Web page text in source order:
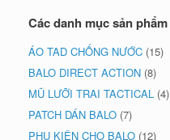
Các danh mục sản phẩm
ÁO TAD CHỐNG NƯỚC (15)
BALO DIRECT ACTION (8)
MŨ LƯỠI TRAI TACTICAL (4)
PATCH DÁN BALO (7)
PHỤ KIỆN CHO BALO (12)